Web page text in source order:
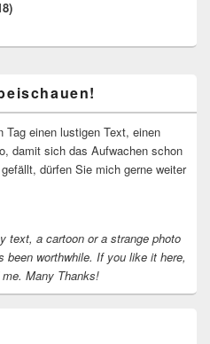
einen lustigen Text, einen
damit sich das Aufwachen schon
dürfen Sie mich gerne weiter
text, a cartoon or a strange photo
been worthwhile. If you like it here,
Many Thanks!